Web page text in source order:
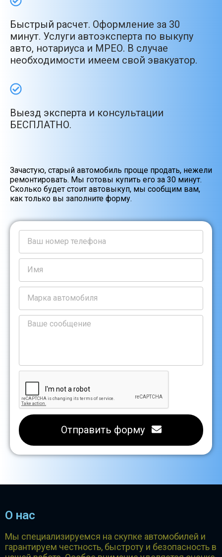
Быстрый расчет. Оформление за 30
минут. Услуги автоэксперта по выкупу
авто, нотариуса и МРЕО. В случае
необходимости имеем свой эвакуатор.
Выезд эксперта и консультации
БЕСПЛАТНО.
Зачастую, старый автомобиль проще продать, нежели
ремонтировать. Мы готовы купить его за 30 минут.
Сколько будет стоит автовыкуп, мы сообщим вам,
как только вы заполните форму.
Отправить форму
О нас
Мы специализируемся на скупке автомобилей и
гарантируем честность, быстроту и безопасность в